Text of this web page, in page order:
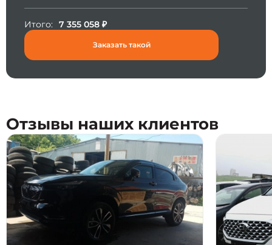
Итого: 7 355 058 ₽
Заказать такой
Отзывы наших клиентов